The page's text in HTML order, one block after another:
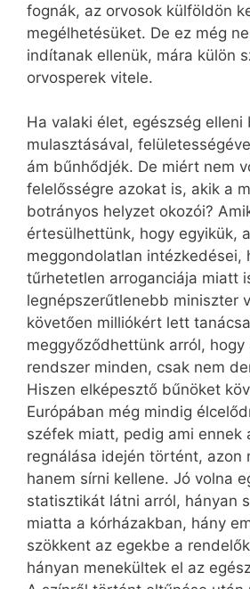
fognák, az orvosok külföldön
megélhetésüket. De ez még
indítanak ellenük, mára külön
orvosperek vitele.
Ha valaki élet, egészség elleni
mulasztásával,
ám bűnhődjék. De miért nem
felelősségre azokat is, akik a
botrányos helyzet okozói?
értesülhettünk, hogy egyikük,
meggondolatlan intézkedései,
tűrhetetlen arroganciája miatt
legnépszerűtlenebb miniszter
követően milliókért lett
meggyőződhettünk arról, hogy
rendszer minden, csak nem
Hiszen elképesztő bűnöket
Európában még mindig
széfek miatt, pedig ami ennek
regnálása idején történt, azon
hanem sírni kellene. Jó volna
statisztikát látni arról, hányan
miatta a kórházakban, hány
szökkent az egekbe a
hányan menekültek el az